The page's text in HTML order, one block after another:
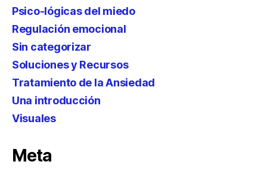
Psico-lógicas del miedo
Regulación emocional
Sin categorizar
Soluciones y Recursos
Tratamiento de la Ansiedad
Una introducción
Visuales
Meta